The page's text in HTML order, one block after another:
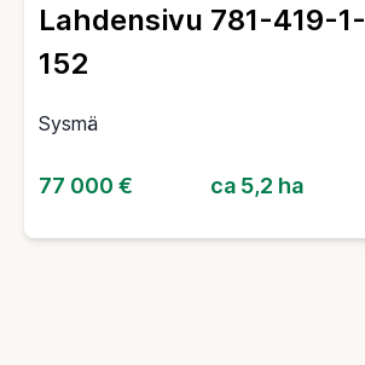
Lahdensivu 781-419-1-
152
Sysmä
77 000 € ca 5,2 ha